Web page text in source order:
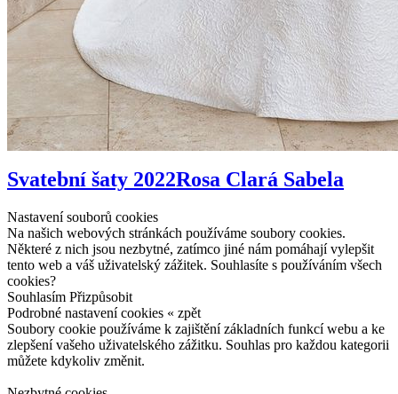
Svatební šaty 2022Rosa Clará Sabela
Nastavení souborů cookies
Na našich webových stránkách používáme soubory cookies.
Některé z nich jsou nezbytné, zatímco jiné nám pomáhají vylepšit
tento web a váš uživatelský zážitek. Souhlasíte s používáním všech
cookies?
Souhlasím Přizpůsobit
Podrobné nastavení cookies « zpět
Soubory cookie používáme k zajištění základních funkcí webu a ke
zlepšení vašeho uživatelského zážitku. Souhlas pro každou kategorii
můžete kdykoliv změnit.